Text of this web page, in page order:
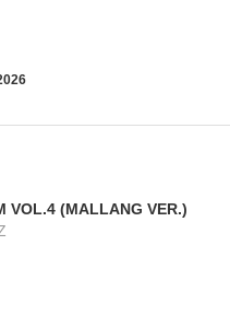
VOL.4 (MALLANG VER.)